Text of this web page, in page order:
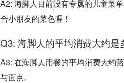
A2: 海脚人目前没有专属的儿童菜
合小朋友的菜色喔！
Q3: 海脚人的平均消费大约是
A3: 在海脚人用餐的平均消费大约
与面点。